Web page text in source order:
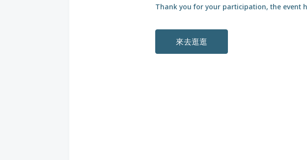
Thank you for your participation, the event
來去逛逛